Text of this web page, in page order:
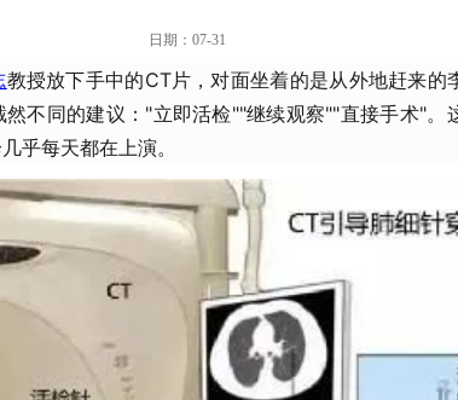
日期：07-31
教授放下手中的CT片，对面坐着的是从外地赶来的
不同的建议："立即活检""继续观察""直接手术"。
乎每天都在上演。